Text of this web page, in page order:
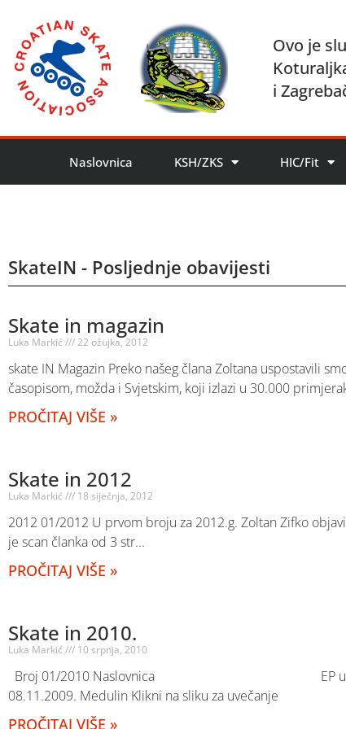
Ovo je
i
Naslovnica KSH/ZKS HIC/Fit
SkateIN - Posljednje obavijesti
Skate in magazin
Luka Markić 22 ožujka, 2012
skate IN Magazin Preko našeg člana Zoltana uspostavili
časopisom, možda i Svjetskim, koji izlazi u 30.000
PROČITAJ VIŠE »
Skate in 2012
Luka Markić 18 siječnja, 2012
2012 01/2012 U prvom broju za 2012.g. Zoltan Zifko
je scan članka od 3 str
PROČITAJ VIŠE »
Skate in 2010.
Luka Markić 10 srpnja, 2010
Broj 01/2010 Naslovnica EP u
08.11.2009. Medulin Klikni na sliku za
PROČITAJ VIŠE »